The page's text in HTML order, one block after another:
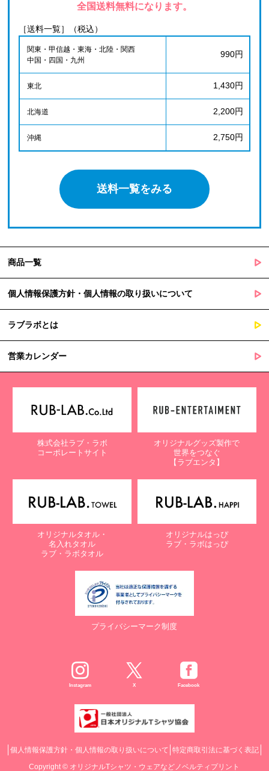
全国送料無料になります。
［送料一覧］（税込）
関東・甲信越・東海・北陸・関西
中国・四国・九州
990円
東北 1,430円
北海道 2,200円
沖縄 2,750円
送料一覧をみる
商品一覧
個人情報保護方針・個人情報の取り扱いについて
ラブラボとは
営業カレンダー
株式会社ラブ・ラボ
コーポレートサイト
オリジナルグッズ製作で
世界をつなぐ
【ラブエンタ】
オリジナルタオル・
名入れタオル
ラブ・ラボタオル
オリジナルはっぴ
ラブ・ラボはっぴ
プライバシーマーク制度
Instagram X Facebook
個人情報保護方針・個人情報の取り扱いについて 特定商取引法に基づく表記
Copyright © オリジナルTシャツ・ウェアなどノベルティプリント